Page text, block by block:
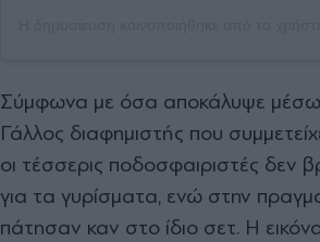
Σύμφωνα με όσα αποκάλυψε
Γάλλος διαφημιστής που
οι τέσσερις ποδοσφαιριστές δεν
για τα γυρίσματα, ενώ στην
πάτησαν καν στο ίδιο σετ. Η